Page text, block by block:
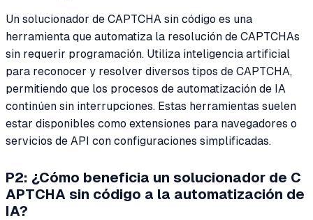
Un solucionador de CAPTCHA sin código es una
herramienta que automatiza la resolución de CAPTCHAs
sin requerir programación. Utiliza inteligencia artificial
para reconocer y resolver diversos tipos de CAPTCHA,
permitiendo que los procesos de automatización de IA
continúen sin interrupciones. Estas herramientas suelen
estar disponibles como extensiones para navegadores o
servicios de API con configuraciones simplificadas.
P2: ¿Cómo beneficia un solucionador de C
APTCHA sin código a la automatización de
IA?